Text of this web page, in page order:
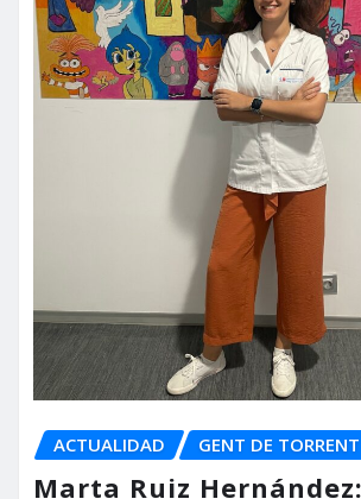
ACTUALIDAD GENT DE TORRENT
Marta Ruiz